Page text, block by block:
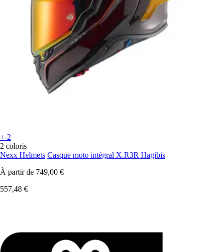
+-2
2 coloris
Nexx Helmets Casque moto intégral X.R3R Hagibis
À partir de 749,00 €
557,48 €